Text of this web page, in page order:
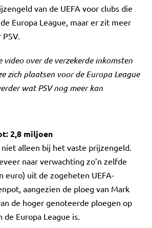
van de UEFA voor clubs die
Europa League, maar er zit meer
video over de verzekerde inkomsten
zich plaatsen voor de Europa League
wat PSV nog meer kan
2,8 miljoen
alleen bij het vaste prijzengeld.
naar verwachting zo’n zelfde
euro) uit de zogeheten UEFA-
aangezien de ploeg van Mark
de hoger genoteerde ploegen op
de Europa League is.